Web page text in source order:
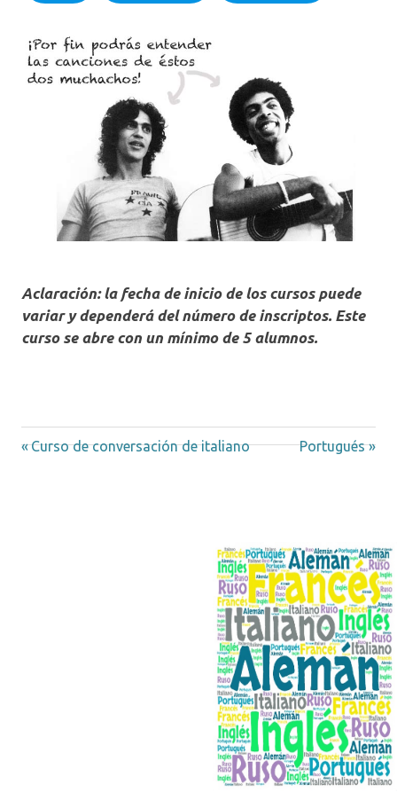
Aclaración: la fecha de inicio de los cursos puede
variar y dependerá del número de inscriptos. Este
curso se abre con un mínimo de 5 alumnos.
Navegación
Entrada
Curso de conversación de italiano
Siguiente
Portugués